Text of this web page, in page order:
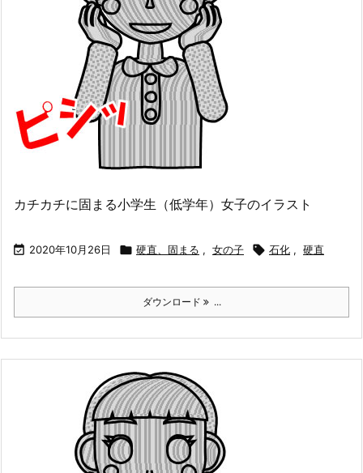
カチカチに固まる小学生（低学年）女子のイラスト
 2020年10月26日  硬直、固まる , 女の子  石化 , 硬直
ダウンロード ...